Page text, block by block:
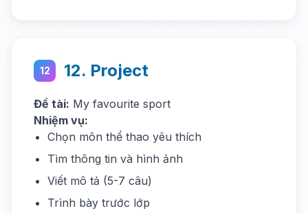
12 12. Project
Đề tài: My favourite sport
Nhiệm vụ:
Chọn môn thể thao yêu thích
Tìm thông tin và hình ảnh
Viết mô tả (5-7 câu)
Trình bày trước lớp